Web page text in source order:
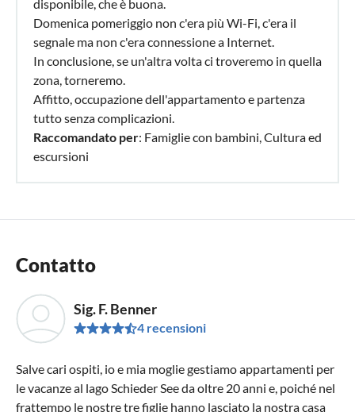
disponibile, che è buona.
Domenica pomeriggio non c'era più Wi-Fi, c'era il
segnale ma non c'era connessione a Internet.
In conclusione, se un'altra volta ci troveremo in quella
zona, torneremo.
Affitto, occupazione dell'appartamento e partenza
tutto senza complicazioni.
Raccomandato per: Famiglie con bambini, Cultura ed
escursioni
Contatto
Sig. F. Benner
4 recensioni
Salve cari ospiti, io e mia moglie gestiamo appartamenti per
le vacanze al lago Schieder See da oltre 20 anni e, poiché nel
frattempo le nostre tre figlie hanno lasciato la nostra casa